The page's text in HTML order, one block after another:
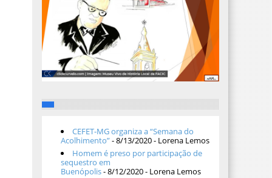
CEFET-MG organiza a “Semana do
Acolhimento”- 8/13/2020- Lorena Lemos
Homem é preso por participação de
sequestro em
Buenópolis- 8/12/2020- Lorena Lemos